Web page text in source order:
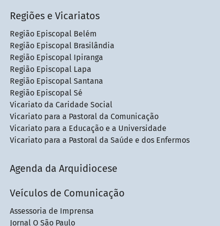
Regiões e Vicariatos
Região Episcopal Belém
Região Episcopal Brasilândia
Região Episcopal Ipiranga
Região Episcopal Lapa
Região Episcopal Santana
Região Episcopal Sé
Vicariato da Caridade Social
Vicariato para a Pastoral da Comunicação
Vicariato para a Educação e a Universidade
Vicariato para a Pastoral da Saúde e dos Enfermos
Agenda da Arquidiocese
Veículos de Comunicação
Assessoria de Imprensa
Jornal O São Paulo